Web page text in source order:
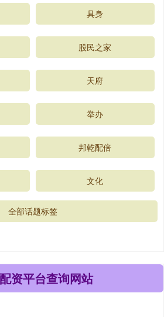
具身
股民之家
天府
举办
邦乾配倍
文化
全部话题标签
资平台查询网站